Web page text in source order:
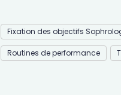
Fixation des objectifs
Routines de performance